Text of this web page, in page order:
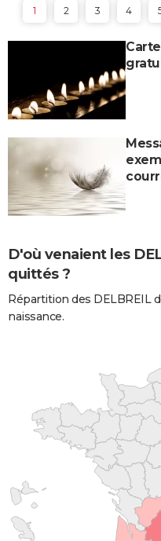
1 2 3 4
D'où venaient les
quittés ?
Répartition des DELBREIL
naissance.